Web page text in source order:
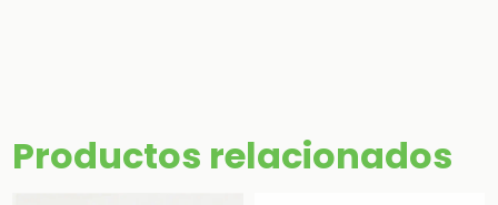
Productos relacionados